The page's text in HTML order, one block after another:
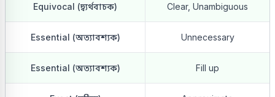
Equivocal (দ্ব্যর্থবাচক) Clear, Unambiguous
Essential (অত্যাবশ্যক) Unnecessary
Essential (অত্যাবশ্যক) Fill up